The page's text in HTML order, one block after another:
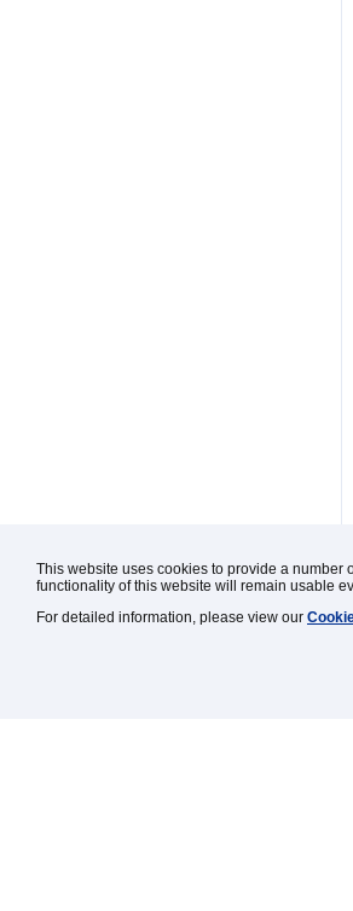
This website uses cookies to provide a number
functionality of this website will remain usable
For detailed information, please view our